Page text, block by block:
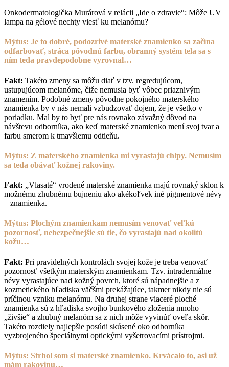
Onkodermatologička Murárová v relácii „Ide o zdravie“: Môže UV
lampa na gélové nechty viesť ku melanómu?
Mýtus: Je to dobré, podozrivé materské znamienko sa začína
odfarbovať, stráca pôvodnú farbu, obranný systém tela sa s
ním teda pravdepodobne vyrovnal…
Fakt: Takéto zmeny sa môžu diať v tzv. regredujúcom,
ustupujúcom melanóme, čiže nemusia byť vôbec priaznivým
znamením. Podobné zmeny pôvodne pokojného materského
znamienka by v nás nemali vzbudzovať dojem, že je všetko v
poriadku. Mal by to byť pre nás rovnako závažný dôvod na
návštevu odborníka, ako keď materské znamienko mení svoj tvar a
farbu smerom k tmavšiemu odtieňu.
Mýtus: Z materského znamienka mi vyrastajú chlpy. Nemusím
sa teda obávať kožnej rakoviny.
Fakt: „Vlasaté“ vrodené materské znamienka majú rovnaký sklon k
možnému zhubnému bujneniu ako akékoľvek iné pigmentové névy
– znamienka.
Mýtus: Plochým znamienkam nemusím venovať veľkú
pozornosť, nebezpečnejšie sú tie, čo vyrastajú nad okolitú
kožu…
Fakt: Pri pravidelných kontrolách svojej kože je treba venovať
pozornosť všetkým materským znamienkam. Tzv. intradermálne
névy vyrastajúce nad kožný povrch, ktoré sú nápadnejšie a z
kozmetického hľadiska väčšmi prekážajúce, takmer nikdy nie sú
príčinou vzniku melanómu. Na druhej strane viaceré ploché
znamienka sú z hľadiska svojho bunkového zloženia mnoho
„živšie“ a zhubný melanóm sa z nich môže vyvinúť oveľa skôr.
Takéto rozdiely najlepšie posúdi skúsené oko odborníka
vyzbrojeného špeciálnymi optickými vyšetrovacími prístrojmi.
Mýtus: Strhol som si materské znamienko. Krvácalo to, asi už
mám rakovinu…